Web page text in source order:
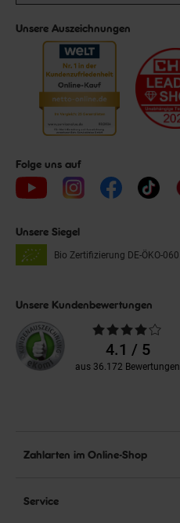
Unsere Auszeichnungen
Folge uns auf
Unsere Siegel
Bio Zertifizierung DE-ÖKO-060
Unsere Kundenbewertungen
Durchschnittliche
Bewertungen4.1 / 5
aus 36.172 Bewertungen
Zahlarten im Online-Shop
Service